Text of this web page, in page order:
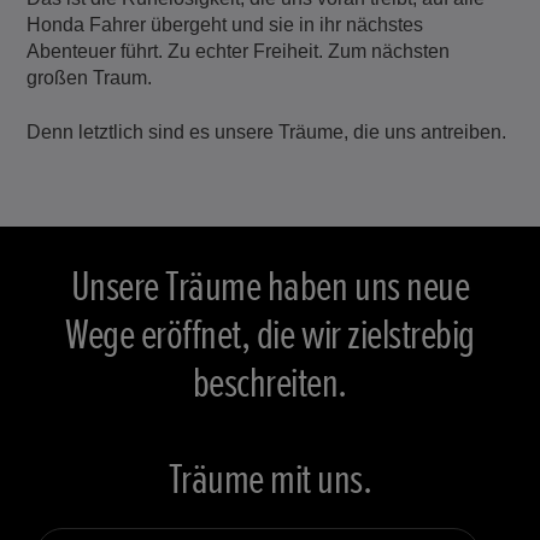
Honda Fahrer übergeht und sie in ihr nächstes
Abenteuer führt. Zu echter Freiheit. Zum nächsten
großen Traum.
Denn letztlich sind es unsere Träume, die uns antreiben.
Unsere Träume haben uns neue
Wege eröffnet, die wir zielstrebig
beschreiten.
Träume mit uns.